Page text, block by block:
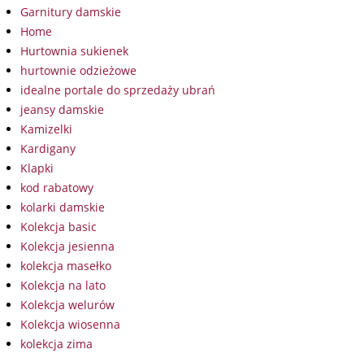
Garnitury damskie
Home
Hurtownia sukienek
hurtownie odzieżowe
idealne portale do sprzedaży ubrań
jeansy damskie
Kamizelki
Kardigany
Klapki
kod rabatowy
kolarki damskie
Kolekcja basic
Kolekcja jesienna
kolekcja masełko
Kolekcja na lato
Kolekcja welurów
Kolekcja wiosenna
kolekcja zima